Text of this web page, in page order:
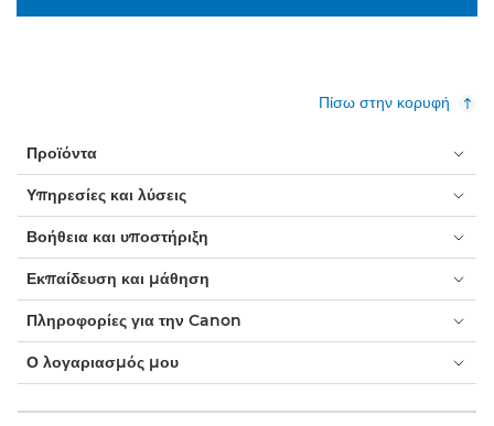
Πίσω στην κορυφή
Προϊόντα
Υπηρεσίες και λύσεις
Βοήθεια και υποστήριξη
Εκπαίδευση και μάθηση
Πληροφορίες για την Canon
Ο λογαριασμός μου